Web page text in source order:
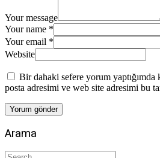
Your message
Your name *
Your email *
Website
Bir dahaki sefere yorum yaptığımda
posta adresimi ve web site adresimi bu
Arama